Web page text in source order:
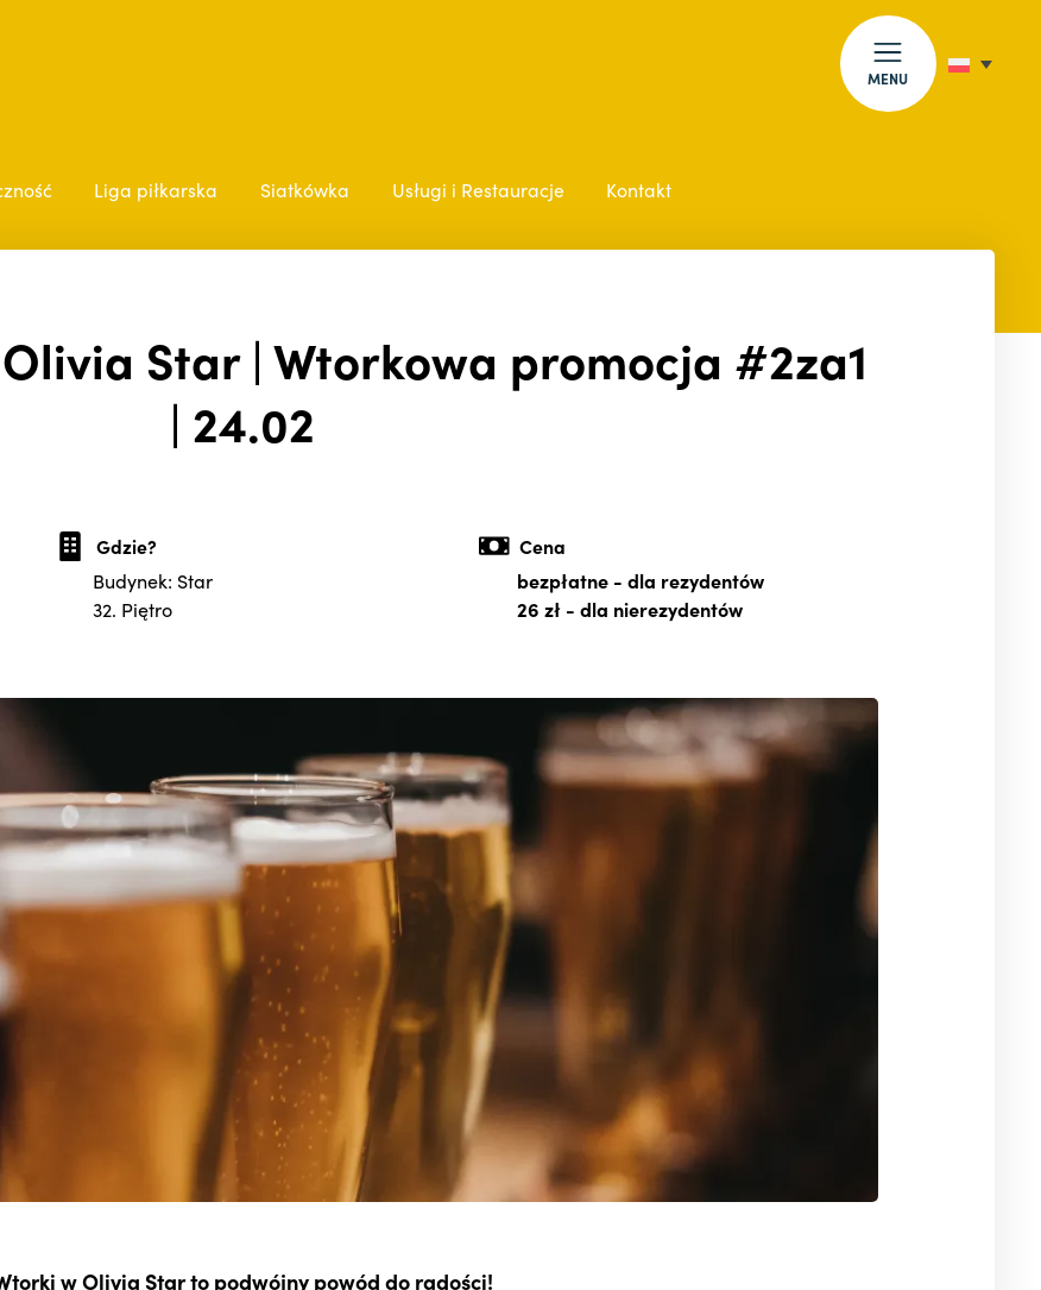
MENU
Liga piłkarska Siatkówka Usługi i Restauracje Kontakt
Star | Wtorkowa promocja #2za1
| 24.02
Gdzie?
Budynek: Star
32. Piętro
Cena
bezpłatne- dla rezydentów
26 zł- dla nierezydentów
w Olivia Star to podwójny powód do radości!